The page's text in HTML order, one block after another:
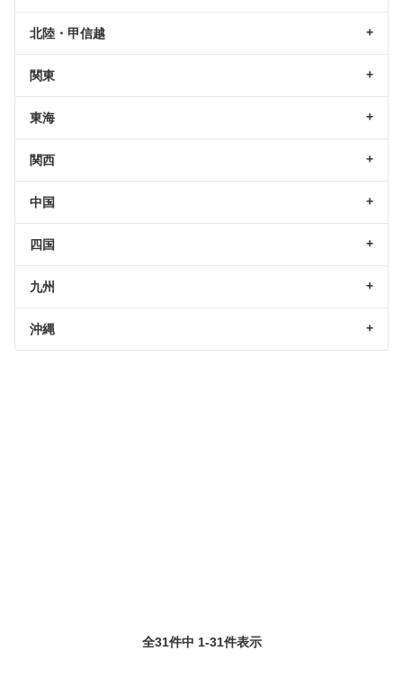
北陸・甲信越
関東
東海
関西
中国
四国
九州
沖縄
全31件中 1-31件表示